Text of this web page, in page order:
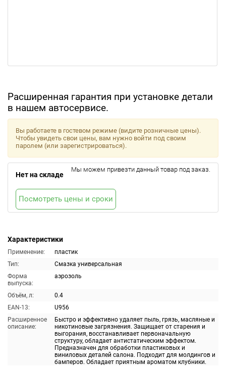
Расширенная гарантия при установке детали
в нашем автосервисе.
Характеристики
Применение:
пластик
Тип:
Смазка универсальная
Форма
выпуска:
аэрозоль
Объём, л:
0.4
EAN-13:
U956
Расширенное
описание:
Быстро и эффективно удаляет пыль, грязь, масляные и
никотиновые загрязнения. Защищает от старения и
выгорания, восстанавливает первоначальную
структуру, обладает антистатическим эффектом.
Предназначен для обработки пластиковых и
виниловых деталей салона. Подходит для молдингов и
бамперов. Обладает приятным ароматом клубники.
Вы работаете в гостевом режиме (видите розничные цены).
Чтобы увидеть свои цены, вам нужно войти под своим
паролем (или зарегистрироваться).
Нет на складе
Мы можем привезти данный товар под заказ.
Посмотреть цены и сроки